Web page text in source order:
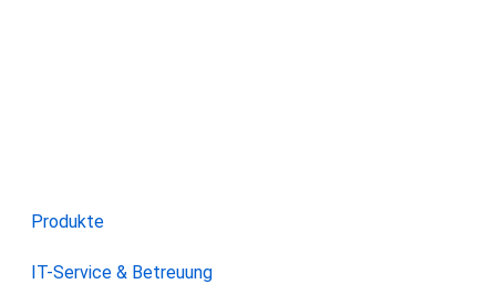
Produkte
IT-Service & Betreuung